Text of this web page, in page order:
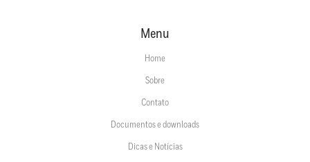
Menu
Home
Sobre
Contato
Documentos e downloads
Dicas e Notícias